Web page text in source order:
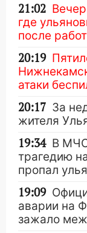
21:02
где
после
20:19
атаки
20:17 За
жителя
19:34 В
трагедию
пропал
19:09
аварии на
зажало